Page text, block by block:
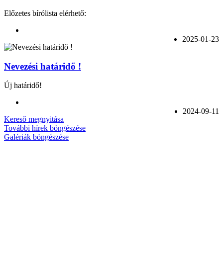
Előzetes bírólista elérhető:
2025-01-23
Nevezési határidő !
Új határidő!
2024-09-11
Kereső megnyitása
További hírek böngészése
Galériák böngészése